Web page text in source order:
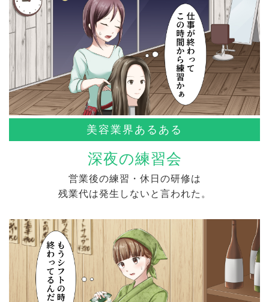
美容業界あるある
深夜の練習会
営業後の練習・休日の研修は
残業代は発生しないと言われた。